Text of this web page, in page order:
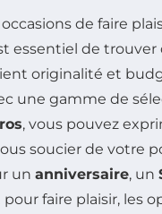
de faire
essentiel de trouver
originalité et
une gamme de
, vous pouvez
soucier de votre
un anniversaire, un
faire plaisir, les